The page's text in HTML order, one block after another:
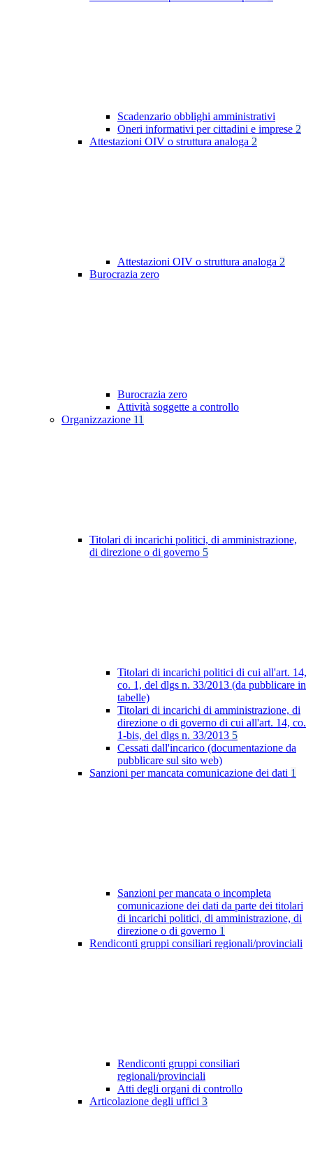
Scadenzario obblighi amministrativi
Oneri informativi per cittadini e imprese 2
Attestazioni OIV o struttura analoga 2
Attestazioni OIV o struttura analoga 2
Burocrazia zero
Burocrazia zero
Attività soggette a controllo
Organizzazione 11
Titolari di incarichi politici, di amministrazione,
di direzione o di governo 5
Titolari di incarichi politici di cui all'art. 14,
co. 1, del dlgs n. 33/2013 (da pubblicare in
tabelle)
Titolari di incarichi di amministrazione, di
direzione o di governo di cui all'art. 14, co.
1-bis, del dlgs n. 33/2013 5
Cessati dall'incarico (documentazione da
pubblicare sul sito web)
Sanzioni per mancata comunicazione dei dati 1
Sanzioni per mancata o incompleta
comunicazione dei dati da parte dei titolari
di incarichi politici, di amministrazione, di
direzione o di governo 1
Rendiconti gruppi consiliari regionali/provinciali
Rendiconti gruppi consiliari
regionali/provinciali
Atti degli organi di controllo
Articolazione degli uffici 3